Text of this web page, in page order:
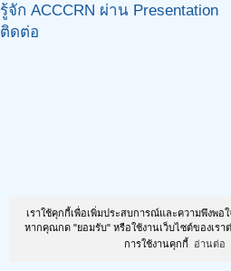
เราใช้คุกกี้เพื่อเพิ่มประสบการณ์และความพึงพอ
หากคุณกด "ยอมรับ" หรือใช้งานเว็บไซต์ของเร
การใช้งานคุกกี้
อ่านต่อ
รู้จัก ACCCRN ผ่าน Presentation
ติดต่อ